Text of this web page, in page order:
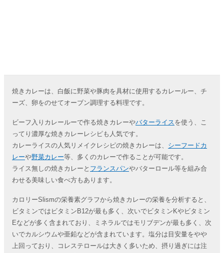
焼きカレーは、白飯に野菜や豚肉を具材に使用するカレールー、チ
ーズ、卵をのせてオーブン調理する料理です。
ビーフ入りカレールーで作る焼きカレーやバターライスを使う、こ
ってり濃厚な焼きカレーレシピも人気です。
カレーライスの人気リメイクレシピの焼きカレーは、 シーフードカ
レーや野菜カレー等、多くのカレーで作ることが可能です。
ライス無しの焼きカレーと フランスパンやバターロール等を組み合
わせる美味しい食べ方もあります。
カロリーSlismの栄養素グラフから焼きカレーの栄養を分析すると、
ビタミンではビタミンB12が最も多く、次いでビタミンKやビタミン
Eなどが多く含まれており、ミネラルではモリブデンが最も多く、次
いでカルシウムや亜鉛などが含まれています。塩分は目安量をやや
上回っており、コレステロールは大きく多いため、摂り過ぎには注